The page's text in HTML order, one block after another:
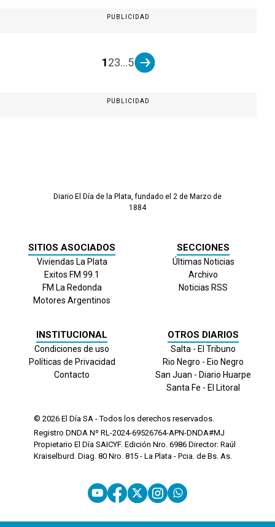
PUBLICIDAD
123...5
PUBLICIDAD
Diario El Día de la Plata, fundado el 2 de Marzo de
1884
SITIOS ASOCIADOS
Viviendas La Plata
Exitos FM 99.1
FM La Redonda
Motores Argentinos
SECCIONES
Últimas Noticias
Archivo
Noticias RSS
INSTITUCIONAL
Condiciones de uso
Políticas de Privacidad
Contacto
OTROS DIARIOS
Salta - El Tribuno
Rio Negro - Eio Negro
San Juan - Diario Huarpe
Santa Fe - El Litoral
© 2026 El Día SA - Todos los derechos reservados.
Registro DNDA Nº RL-2024-69526764-APN-DNDA#MJ
Propietario El Día SAICYF. Edición Nro. 6986 Director: Raúl
Kraiselburd. Diag. 80 Nro. 815 - La Plata - Pcia. de Bs. As.